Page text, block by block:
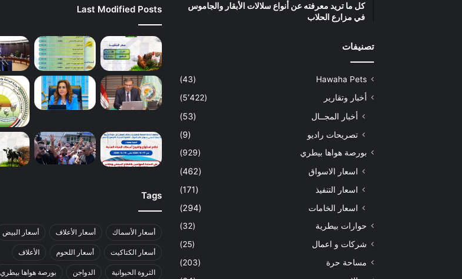
كل ما تريد معرفته عن أنواع سلالات الأبقار والجاموس
في مزارع الحلاب
تصنيفات
Hawaha Pets
(43)
أخبار وتقارير
(5٬422)
أخبار المجــال
(53)
تصريحات راديو
(9)
بورصة هواها بيطري (929)
اسعار الاسواق
(462)
اسعار التنفيذ
(171)
اسعار الخامات
(294)
حوارات بيطرية
(32)
شركات و اعمال
(25)
مساحة حرة
(203)
Last Modified Posts
Tags
أسعار الأسماك أسعار الأعلاف أسعار البيض
أسعار الكتاكيت أسعار اللحوم الأعلاف
الثروة الحيوانية الدواجن بورصة هواها بيطري